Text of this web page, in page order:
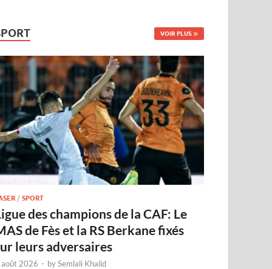
VOIR PLUS
/SPORT
des champions de la CAF: Le
de Fès et la RS Berkane fixés
leurs adversaires
2026 - bySemlali Khalid